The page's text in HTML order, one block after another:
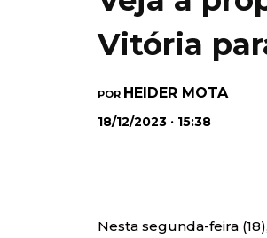
Vitória
POR HEIDER MOTA
18/12/2023 · 15:38
Nesta segunda-feira